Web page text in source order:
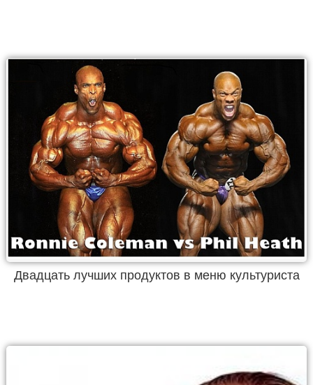
Двадцать лучших продуктов в меню культуриста